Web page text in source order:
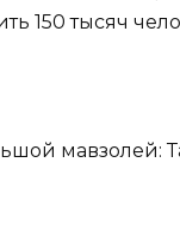
150 тысяч
мавзолей: